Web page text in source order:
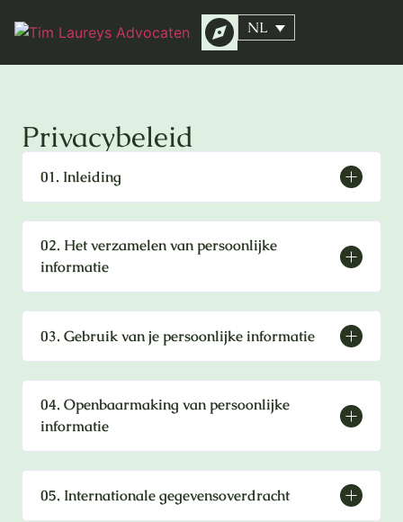
NL
Privacybeleid
01. Inleiding
02. Het verzamelen van persoonlijke
informatie
03. Gebruik van je persoonlijke informatie
04. Openbaarmaking van persoonlijke
informatie
05. Internationale gegevensoverdracht